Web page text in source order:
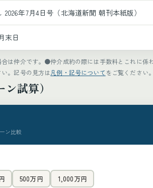
2026年7月4日号（北海道新聞 朝刊本紙版）
末日
は仲介です。●仲介成約の際には手数料とこれに
。記号の見方は凡例・記号についてをご覧ください。
試算）
ン比較
500万円 1,000万円